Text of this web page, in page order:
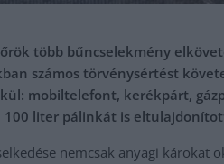
több bűncselekmény
számos törvénysértést
mobiltelefont, kerékpárt,
100 liter pálinkát is
nemcsak anyagi károkat